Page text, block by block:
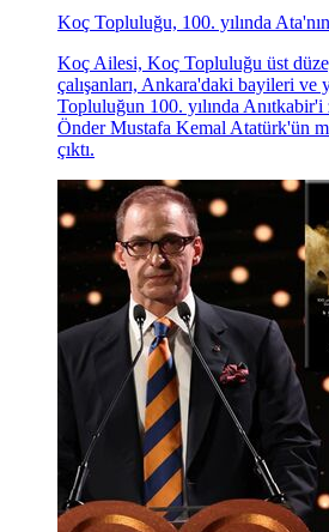
Koç Topluluğu, 100. yılında
Koç Ailesi, Koç Topluluğu üst
çalışanları, Ankara'daki bayileri ve
Topluluğun 100. yılında
Önder Mustafa Kemal Atatürk'ün
çıktı.